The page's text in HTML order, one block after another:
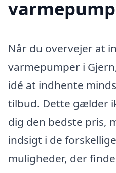
Når du overvejer at
varmepumper i
idé at indhente
tilbud. Dette gælder
dig den bedste pris,
indsigt i de
muligheder, der